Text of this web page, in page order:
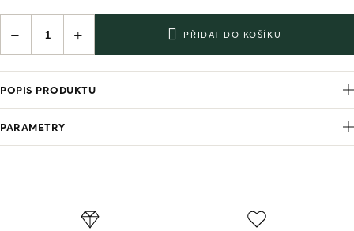
+
− PŘIDAT DO KOŠÍKU
POPIS PRODUKTU
PARAMETRY